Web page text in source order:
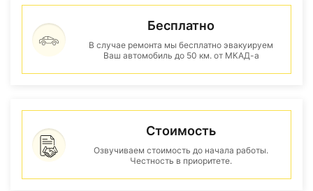
Бесплатно
В случае ремонта мы бесплатно эвакуируем
Ваш автомобиль до 50 км. от МКАД-а
Стоимость
Озвучиваем стоимость до начала работы.
Честность в приоритете.